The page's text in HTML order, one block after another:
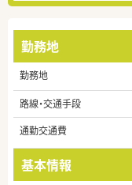
勤務地
勤務地
路線・交通手段
通勤交通費
基本情報